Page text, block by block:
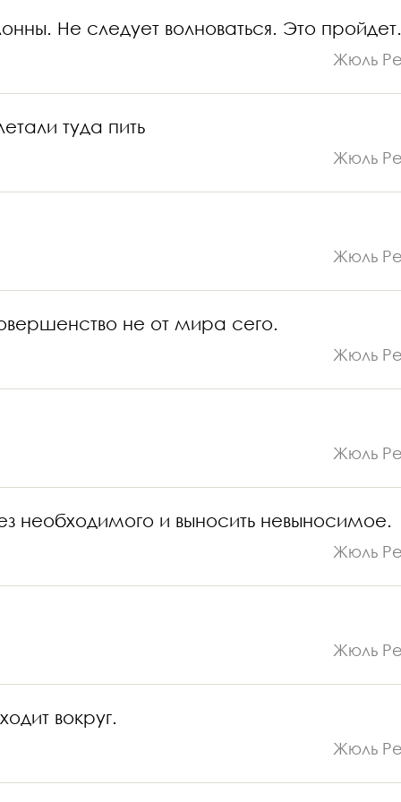
Не следует волноваться. Это пройдет.
Жюль
туда пить
Жюль
Жюль
не от мира сего.
Жюль
Жюль
необходимого и выносить невыносимое.
Жюль
Жюль
вокруг.
Жюль